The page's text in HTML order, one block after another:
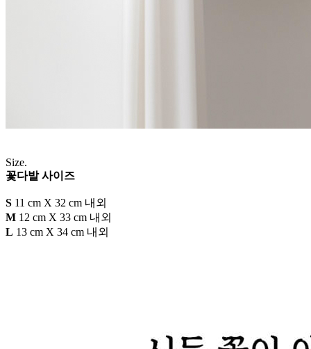
Size.
꽃다발 사이즈
S 11 cm X 32 cm 내외
M 12 cm X 33 cm 내외
L 13 cm X 34 cm 내외